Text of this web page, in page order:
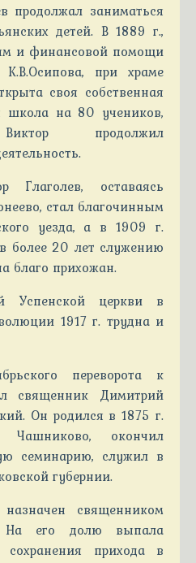
продолжал заниматься
детей. В 1889 г.,
и финансовой помощи
при храме
своя собственная
школа на 80 учеников,
продолжил
Глаголев, оставаясь
стал благочинным
уезда, а в 1909 г.
более 20 лет служению
благо прихожан.
Успенской церкви в
1917 г. трудна и
переворота к
священник Димитрий
Он родился в 1875 г.
окончил
семинарию, служил в
губернии.
священником
На его долю выпала
прихода в